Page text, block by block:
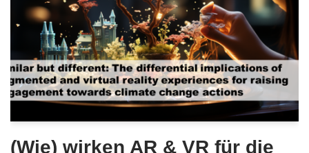
(Wie) wirken AR & VR für die